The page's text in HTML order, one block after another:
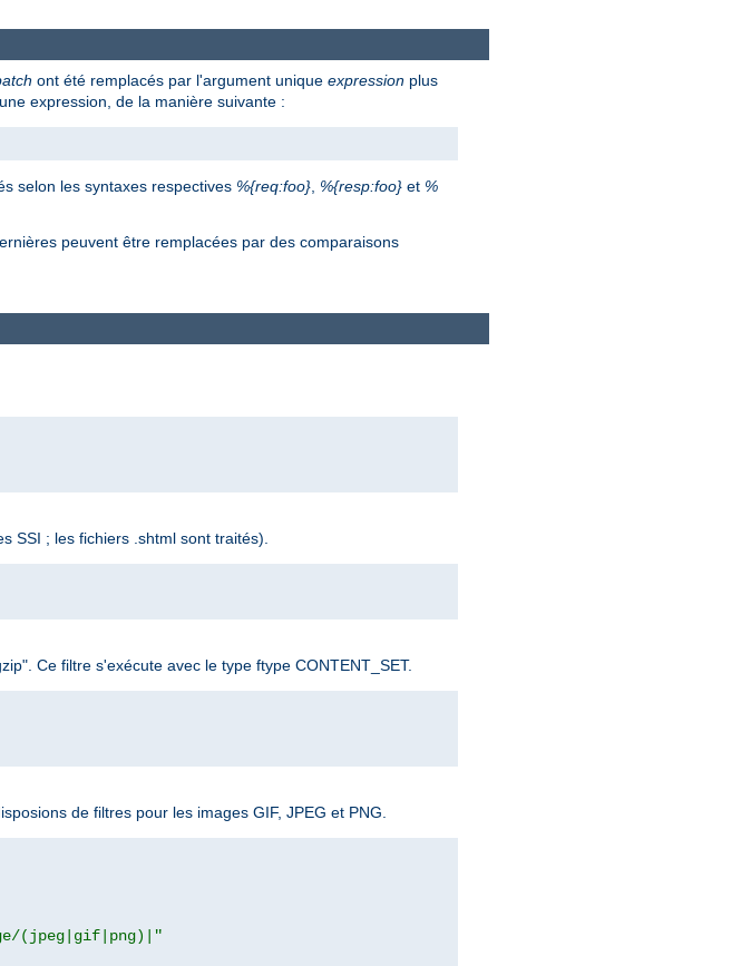
ont été remplacés par l'argument unique expression plus
expression, de la manière suivante :
selon les syntaxes respectives %{req:foo}, %{resp:foo} et %
peuvent être remplacées par des comparaisons
SSI ; les fichiers .shtml sont traités).
Ce filtre s'exécute avec le type ftype CONTENT_SET.
de filtres pour les images GIF, JPEG et PNG.
(jpeg|gif|png)|"